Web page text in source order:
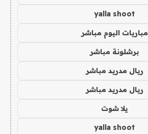
yalla shoot
مباريات اليوم مباشر
برشلونة مباشر
ريال مدريد مباشر
ريال مدريد مباشر
يلا شوت
yalla shoot